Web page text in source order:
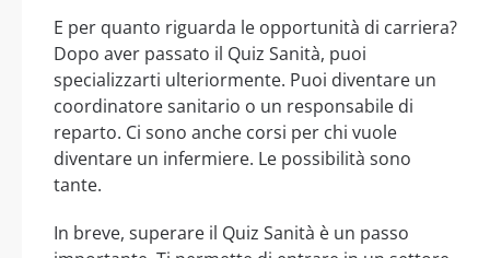
E per quanto riguarda le opportunità di carriera?
Dopo aver passato il Quiz Sanità, puoi
specializzarti ulteriormente. Puoi diventare un
coordinatore sanitario o un responsabile di
reparto. Ci sono anche corsi per chi vuole
diventare un infermiere. Le possibilità sono
tante.
In breve, superare il Quiz Sanità è un passo